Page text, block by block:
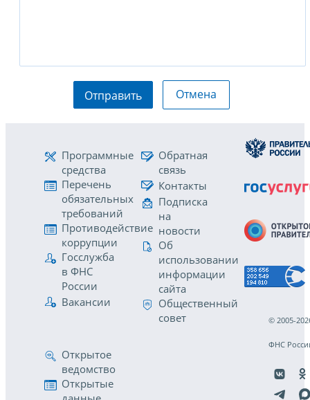
Отправить Отмена
Программные
средства
Перечень
обязательных
требований
Противодействие
коррупции
Госслужба
в ФНС
России
Вакансии
Обратная
связь
Контакты
Подписка
на
новости
Об
использовании
информации
сайта
Общественный
совет
Открытое
ведомство
Открытые
© 2005-
ФНС